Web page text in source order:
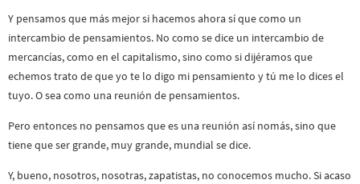
Y pensamos que más mejor si hacemos ahora sí que como un
intercambio de pensamientos. No como se dice un intercambio de
mercancías, como en el capitalismo, sino como si dijéramos que
echemos trato de que yo te lo digo mi pensamiento y tú me lo dices el
tuyo. O sea como una reunión de pensamientos.
Pero entonces no pensamos que es una reunión así nomás, sino que
tiene que ser grande, muy grande, mundial se dice.
Y, bueno, nosotros, nosotras, zapatistas, no conocemos mucho. Si acaso